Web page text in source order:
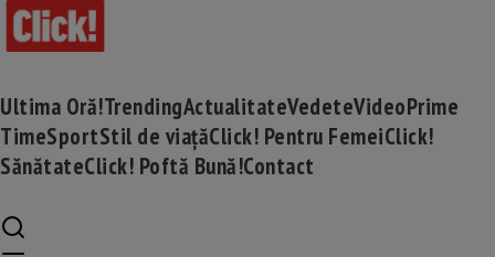
Ultima Oră!TrendingActualitateVedeteVideoPrime
TimeSportStil de viațăClick! Pentru FemeiClick!
SănătateClick! Poftă Bună!Contact